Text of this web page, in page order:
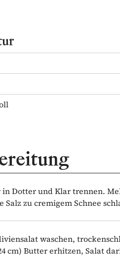
in Dotter und Klar trennen.
Salz zu cremigem Schnee
waschen,
cm) Butter erhitzen, Salat